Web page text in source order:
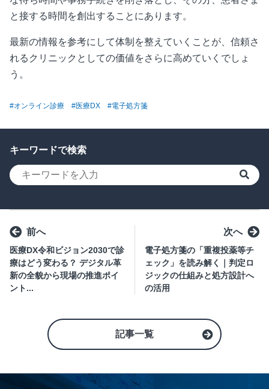
と接する時間を創出することにあります。
最新の情報を参考にして体制を整えていくことが、信頼さ
れるクリニックとしての価値をさらに高めていくでしょ
う。
#オンライン診療 #医療DX #電子処方箋
キーワードで検索
検索
前へ
医療DX令和ビジョン2030で診
療はどう変わる？ デジタル革
新の全貌から現場の推進ポイ
ント...
次へ
電子処方箋の「重複投薬等チ
ェック」を読み解く｜判定ロ
ジックの仕組みと処方設計へ
の活用
記事一覧